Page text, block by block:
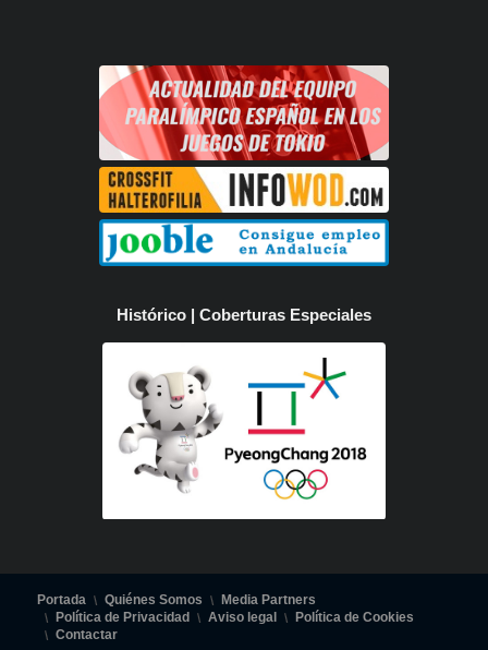
Histórico | Coberturas Especiales
Portada Quiénes Somos
Media Partners
Política de Privacidad
Aviso legal
Política de Cookies
Contactar